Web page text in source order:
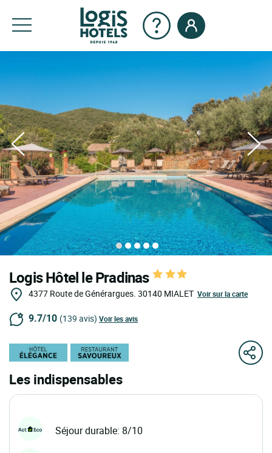
Logis Hôtel le Pradinas
4377 Route de Générargues. 30140 MIALET Voir sur la carte
9.7/10 (139 avis) Voir les avis
Les indispensables
Séjour durable: 8/10